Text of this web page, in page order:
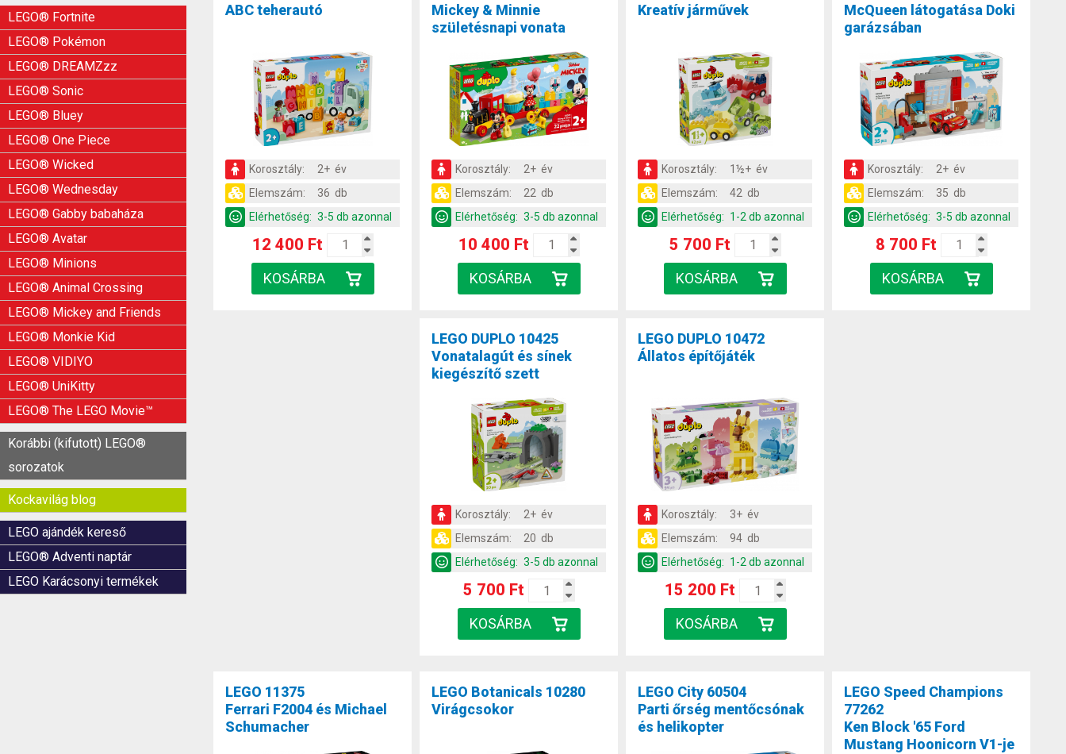
LEGO® Fortnite
LEGO® Pokémon
LEGO® DREAMZzz
LEGO® Sonic
LEGO® Bluey
LEGO® One Piece
LEGO® Wicked
LEGO® Wednesday
LEGO® Gabby babaháza
LEGO® Avatar
LEGO® Minions
LEGO® Animal Crossing
LEGO® Mickey and Friends
LEGO® Monkie Kid
LEGO® VIDIYO
LEGO® UniKitty
LEGO® The LEGO Movie™
Korábbi (kifutott) LEGO®
sorozatok
Kockavilág blog
LEGO ajándék kereső
LEGO® Adventi naptár
LEGO Karácsonyi termékek
ABC teherautó
Korosztály:
2+ év
Elemszám:
36 db
Elérhetőség: 3-5 db azonnal
12 400 Ft
Mickey & Minnie
születésnapi vonata
Korosztály:
2+ év
Elemszám:
22 db
Elérhetőség: 3-5 db azonnal
10 400 Ft
Kreatív járművek
Korosztály:
1½+ év
Elemszám:
42 db
Elérhetőség: 1-2 db azonnal
5 700 Ft
McQueen látogatása Doki
garázsában
Korosztály:
2+ év
Elemszám:
35 db
Elérhetőség: 3-5 db azonnal
8 700 Ft
LEGO DUPLO 10425
Vonatalagút és sínek
kiegészítő szett
Korosztály:
2+ év
Elemszám:
20 db
Elérhetőség: 3-5 db azonnal
5 700 Ft
LEGO DUPLO 10472
Állatos építőjáték
Korosztály:
3+ év
Elemszám:
94 db
Elérhetőség: 1-2 db azonnal
15 200 Ft
LEGO 11375
Ferrari F2004 és Michael
Schumacher
LEGO Botanicals 10280
Virágcsokor
LEGO City 60504
Parti őrség mentőcsónak
és helikopter
LEGO Speed Champions
77262
Ken Block '65 Ford
Mustang Hoonicorn V1-je